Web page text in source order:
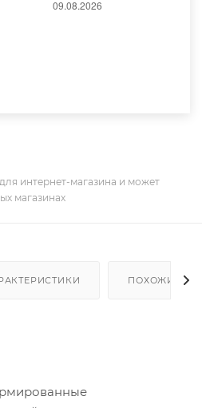
интернет-магазина и может
магазинах
ПОХОЖИЕ